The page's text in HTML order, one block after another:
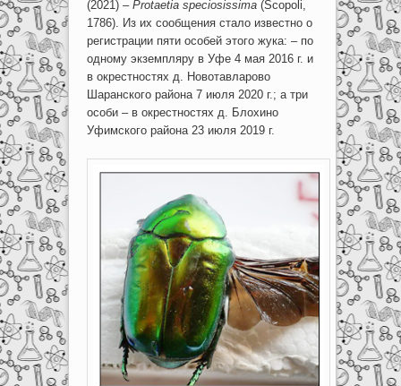
(2021) –Protaetia speciosissima(Scopoli,
1786). Из их сообщения стало известно о
регистрации пяти особей этого жука: – по
одному экземпляру в Уфе 4 мая 2016 г. и
в окрестностях д. Новотавларово
Шаранского района 7 июля 2020 г.; а три
особи – в окрестностях д. Блохино
Уфимского района 23 июля 2019 г.